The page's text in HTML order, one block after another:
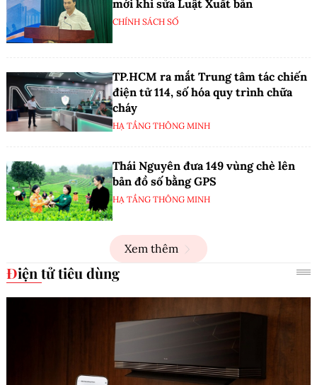
mới khi sửa Luật Xuất bản
CHÍNH SÁCH SỐ
TP.HCM ra mắt Trung tâm tác chiến
điện tử 114, số hóa quy trình chữa
cháy
HẠ TẦNG THÔNG MINH
Thái Nguyên đưa 149 vùng chè lên
bản đồ số bằng GPS
HẠ TẦNG THÔNG MINH
Xem thêm
Điện tử tiêu dùng